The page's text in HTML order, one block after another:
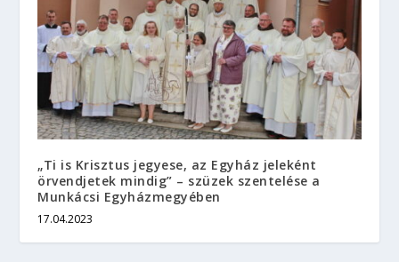
„Ti is Krisztus jegyese, az Egyház jeleként
örvendjetek mindig” – szüzek szentelése a
Munkácsi Egyházmegyében
17.04.2023